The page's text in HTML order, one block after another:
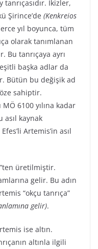
İkizler,
Şirince’de (Kenkreios
yıl boyunca, tüm
olarak tanımlanan
Bu tanrıçaya ayrı
başka adlar da
Bütün bu değişik ad
sahiptir.
MÖ 6100 yılına kadar
asıl kaynak
Artemis’in asıl
üretilmiştir.
gelir. Bu adın
“okçu tanrıça”
gelir).
ise altın.
altınla ilgili